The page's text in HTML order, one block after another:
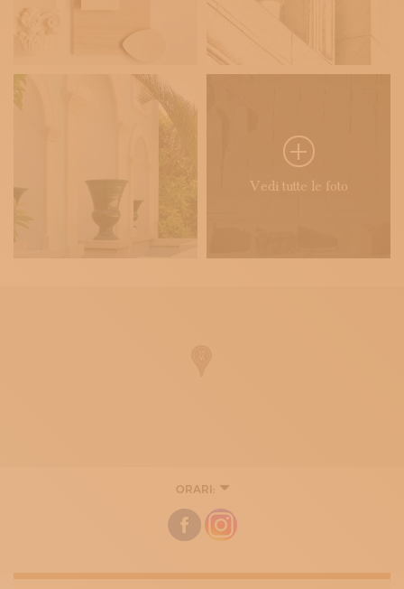
Vedi tutte le foto
ORARI:
06:30 - 14:30
16:00 - 18:00
16:00 - 18:00